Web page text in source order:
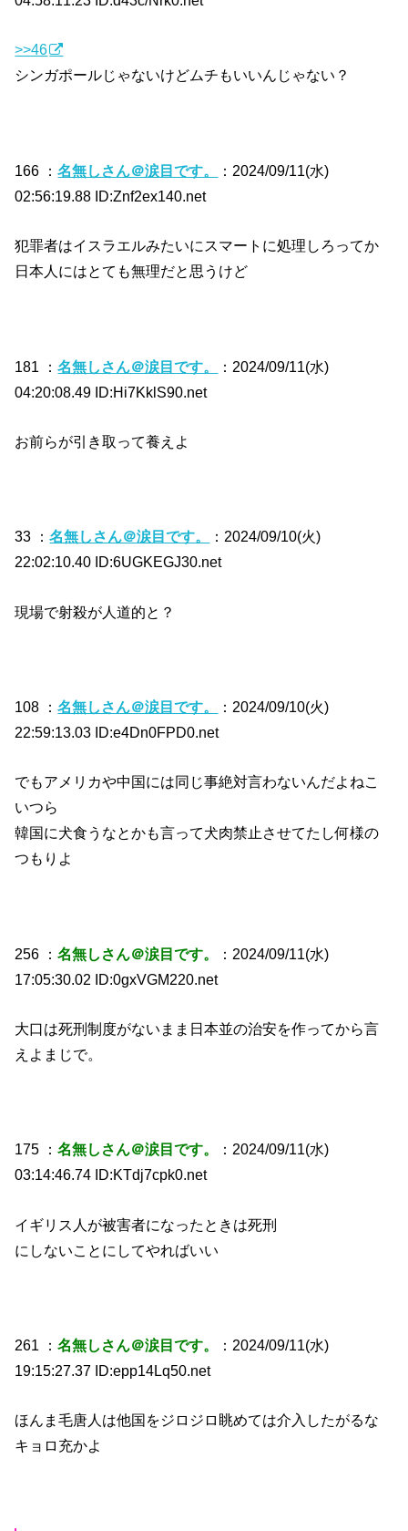
>>46
シンガポールじゃないけどムチもいいんじゃない？
166 ：名無しさん＠涙目です。
：2024/09/11(水)
02:56:19.88 ID:Znf2ex140.net
犯罪者はイスラエルみたいにスマートに処理しろってか
日本人にはとても無理だと思うけど
181 ：名無しさん＠涙目です。
：2024/09/11(水)
04:20:08.49 ID:Hi7KklS90.net
お前らが引き取って養えよ
33 ：名無しさん＠涙目です。
：2024/09/10(火)
22:02:10.40 ID:6UGKEGJ30.net
現場で射殺が人道的と？
108 ：名無しさん＠涙目です。
：2024/09/10(火)
22:59:13.03 ID:e4Dn0FPD0.net
でもアメリカや中国には同じ事絶対言わないんだよねこ
いつら
韓国に犬食うなとかも言って犬肉禁止させてたし何様の
つもりよ
256 ：名無しさん＠涙目です。
：2024/09/11(水)
17:05:30.02 ID:0gxVGM220.net
大口は死刑制度がないまま日本並の治安を作ってから言
えよまじで。
175 ：名無しさん＠涙目です。
：2024/09/11(水)
03:14:46.74 ID:KTdj7cpk0.net
イギリス人が被害者になったときは死刑
にしないことにしてやればいい
261 ：名無しさん＠涙目です。
：2024/09/11(水)
19:15:27.37 ID:epp14Lq50.net
ほんま毛唐人は他国をジロジロ眺めては介入したがるな
キョロ充かよ